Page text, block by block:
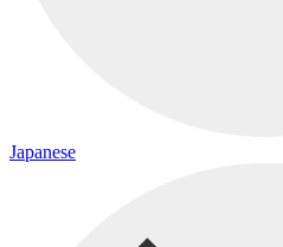
Japanese